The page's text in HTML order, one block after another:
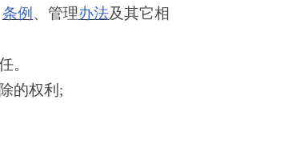
条例 、管理办法及其它相
。
的权利;